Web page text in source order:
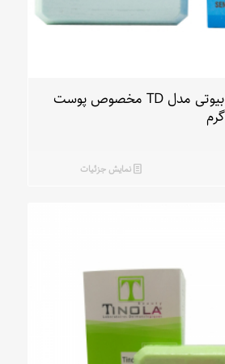
پن شستشو تینولا بیوتی مدل TD مخصوص پوست
نمایش جزئیات